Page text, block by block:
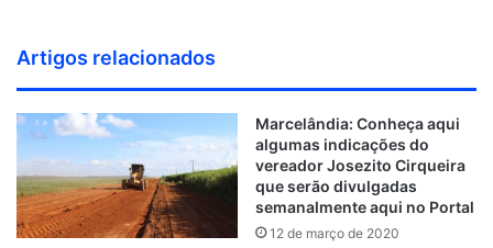
Artigos relacionados
Marcelândia: Conheça aqui
algumas indicações do
vereador Josezito Cirqueira
que serão divulgadas
semanalmente aqui no Portal
12 de março de 2020